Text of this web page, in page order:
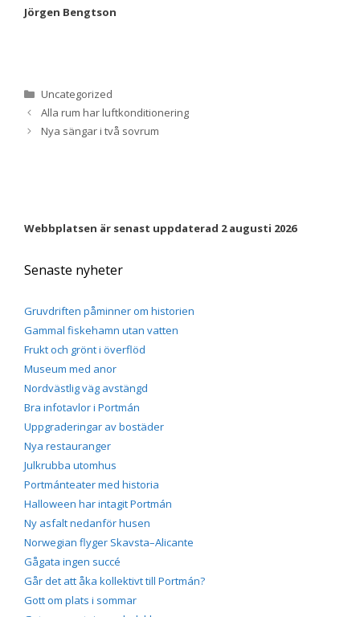
Jörgen Bengtson
Kategorier
Uncategorized
Alla rum har luftkonditionering
Nya sängar i två sovrum
Webbplatsen är senast uppdaterad 2 augusti 2026
Senaste nyheter
Gruvdriften påminner om historien
Gammal fiskehamn utan vatten
Frukt och grönt i överflöd
Museum med anor
Nordvästlig väg avstängd
Bra infotavlor i Portmán
Uppgraderingar av bostäder
Nya restauranger
Julkrubba utomhus
Portmánteater med historia
Halloween har intagit Portmán
Ny asfalt nedanför husen
Norwegian flyger Skavsta–Alicante
Gågata ingen succé
Går det att åka kollektivt till Portmán?
Gott om plats i sommar
chansen att få se